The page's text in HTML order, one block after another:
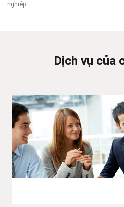
nghiệp.
Dịch vụ của